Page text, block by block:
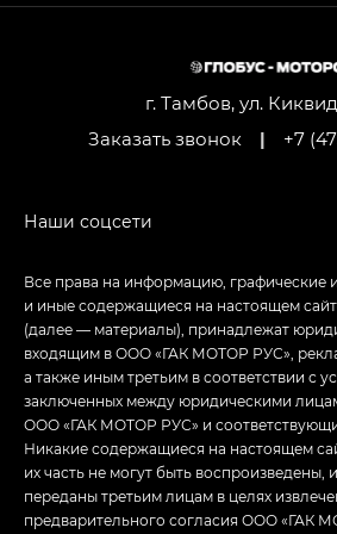
Джи Икс ПРЕМИУМ — GX
Empow — Эмпау (Empow) в
г. Тамбов, ул.
Заказать звонок
| +7
Все права на информацию, графические
и иные содержащиеся на настоящем
(далее — материалы), принадлежат
входящим в ООО «ГАК МОТОР РУС»,
а также иным третьим в соответствии с
заключенных между юридическими
ООО «ГАК МОТОР РУС» и
Никакие содержащиеся на настоящем
их часть не могут быть воспроизведены,
переданы третьим лицам в целях
предварительного согласия ООО «ГАК